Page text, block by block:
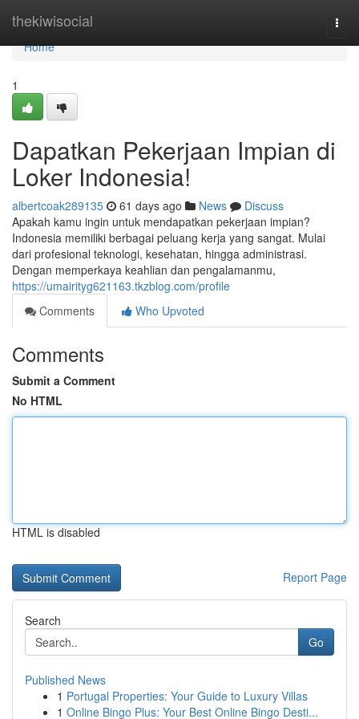
thekiwisocial
Home
Home
1
Dapatkan Pekerjaan Impian di
Loker Indonesia!
albertcoak289135 61 days ago News
Discuss
Apakah kamu ingin untuk mendapatkan pekerjaan impian?
Indonesia memiliki berbagai peluang kerja yang sangat. Mulai
dari profesional teknologi, kesehatan, hingga administrasi.
Dengan memperkaya keahlian dan pengalamanmu,
https://umairityg621163.tkzblog.com/profile
Comments
Who Upvoted
Comments
Submit a Comment
No HTML
HTML is disabled
Report Page
Search
Go
Published News
1 Portugal Properties: Your Guide to Luxury Villas
1 Online Bingo Plus: Your Best Online Bingo Desti...